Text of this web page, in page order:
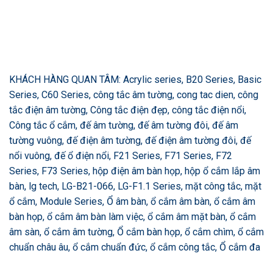
KHÁCH HÀNG QUAN TÂM: Acrylic series, B20 Series, Basic
Series, C60 Series, công tắc âm tường, cong tac dien, công
tắc điện âm tường, Công tắc điện đẹp, công tắc điện nổi,
Công tắc ổ cắm, đế âm tường, đế âm tường đôi, đế âm
tường vuông, đế điện âm tường, đế điện âm tường đôi, đế
nổi vuông, đế ổ điện nổi, F21 Series, F71 Series, F72
Series, F73 Series, hộp điện âm bàn họp, hộp ổ cắm lắp âm
bàn, lg tech, LG-B21-066, LG-F1.1 Series, mặt công tắc, mặt
ổ cắm, Module Series, Ổ âm bàn, ổ cắm âm bàn, ổ cắm âm
bàn họp, ổ cắm âm bàn làm việc, ổ cắm âm mặt bàn, ổ cắm
âm sàn, ổ cắm âm tường, Ổ cắm bàn họp, ổ cắm chìm, ổ cắm
chuẩn châu âu, ổ cắm chuẩn đức, ổ cắm công tắc, Ổ cắm đa